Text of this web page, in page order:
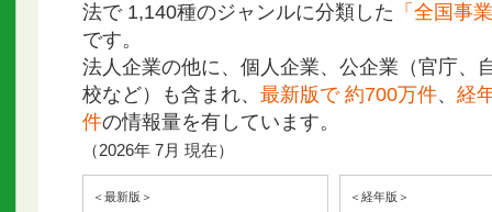
法で 1,140種のジャンルに分類した 「全国事
です。
法人企業の他に、個人企業、公企業（官庁、
校など）も含まれ、 最新版で 約700万件、 経
件の情報量を有しています。
（2026年 7月 現在）
＜最新版＞
＜経年版＞